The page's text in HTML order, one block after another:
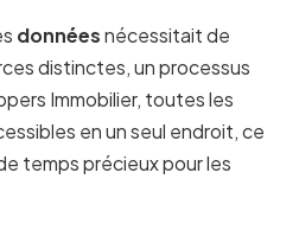
donnéesnécessitait de
distinctes, un processus
Immobilier, toutes les
en un seul endroit, ce
temps précieux pour les